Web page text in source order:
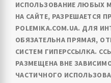
ИСПОЛЬЗОВАНИЕ ЛЮБЫХ
НА САЙТЕ, РАЗРЕШАЕТСЯ
POLEMIKA.COM.UA. ДЛЯ
ОБЯЗАТЕЛЬНА ПРЯМАЯ,
СИСТЕМ ГИПЕРССЫЛКА.
РАЗМЕЩЕНА ВНЕ
ЧАСТИЧНОГО